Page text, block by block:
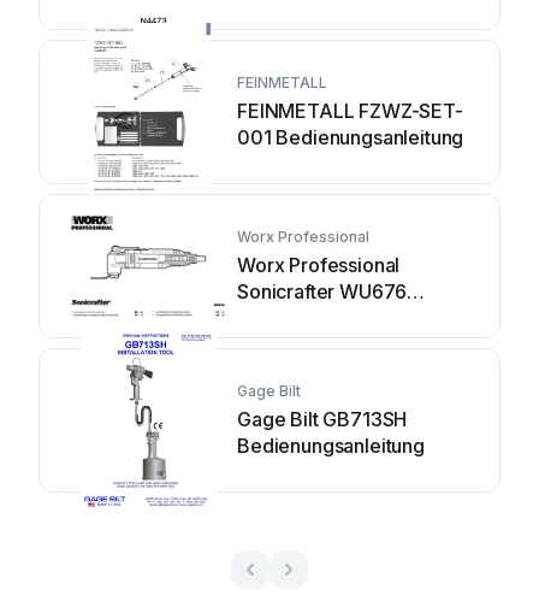
FEINMETALL
FEINMETALL FZWZ-SET-
001 Bedienungsanleitung
Worx Professional
Worx Professional
Sonicrafter WU676
Gage Bilt
Gage Bilt GB713SH
Bedienungsanleitung